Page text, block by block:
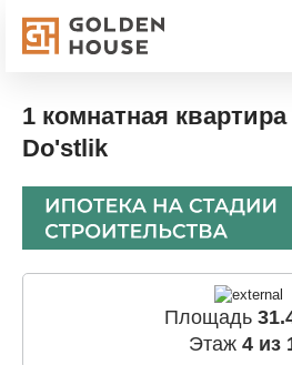
1 комнатная
Do'stlik
Площадь
Этаж 4 из